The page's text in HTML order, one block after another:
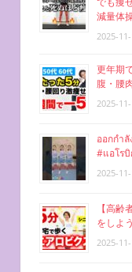
減量体
2025-
更年期
腹・腰
2025-
ออกกำ
#แอโร
2025-
【高
をしよ
2025-